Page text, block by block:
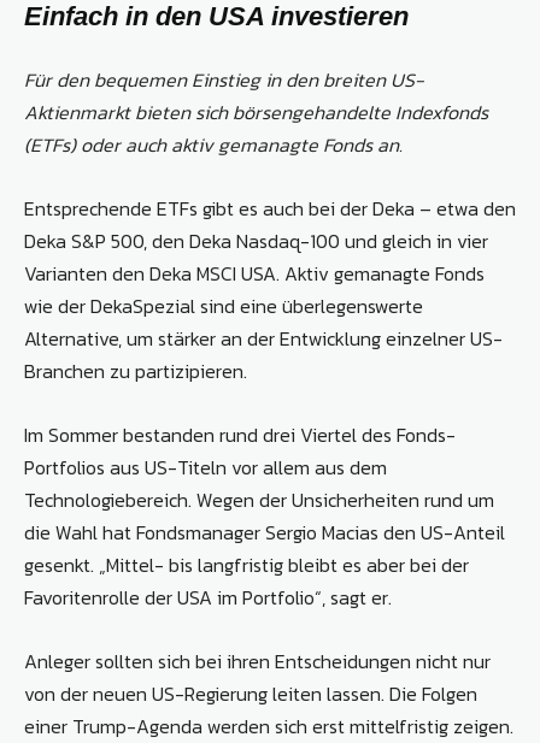
Einfach in den USA investieren
Für den bequemen Einstieg in den breiten US-
Aktienmarkt bieten sich börsengehandelte Indexfonds
(ETFs) oder auch aktiv gemanagte Fonds an.
Entsprechende ETFs gibt es auch bei der Deka – etwa den
Deka S&P 500, den Deka Nasdaq-100 und gleich in vier
Varianten den Deka MSCI USA. Aktiv gemanagte Fonds
wie der DekaSpezial sind eine überlegenswerte
Alternative, um stärker an der Entwicklung einzelner US-
Branchen zu partizipieren.
Im Sommer bestanden rund drei Viertel des Fonds-
Portfolios aus US-Titeln vor allem aus dem
Technologiebereich. Wegen der Unsicherheiten rund um
die Wahl hat Fondsmanager Sergio Macias den US-Anteil
gesenkt. „Mittel- bis langfristig bleibt es aber bei der
Favoritenrolle der USA im Portfolio“, sagt er.
Anleger sollten sich bei ihren Entscheidungen nicht nur
von der neuen US-Regierung leiten lassen. Die Folgen
einer Trump-Agenda werden sich erst mittelfristig zeigen.